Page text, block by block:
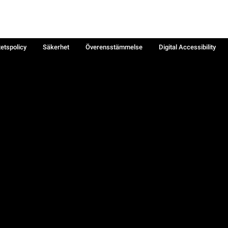
Säkerhet Överensstämmelse Digital Accessibility